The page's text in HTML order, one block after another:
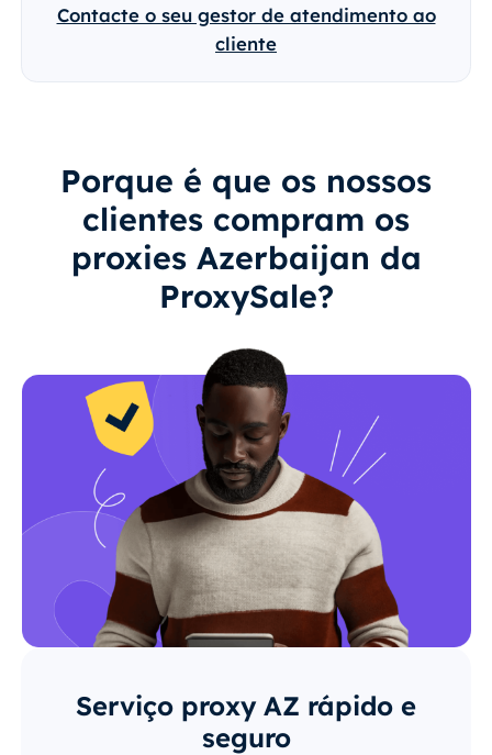
Contacte o seu gestor de atendimento ao
cliente
Porque é que os nossos
clientes compram os
proxies Azerbaijan da
ProxySale?
Serviço proxy AZ rápido e
seguro